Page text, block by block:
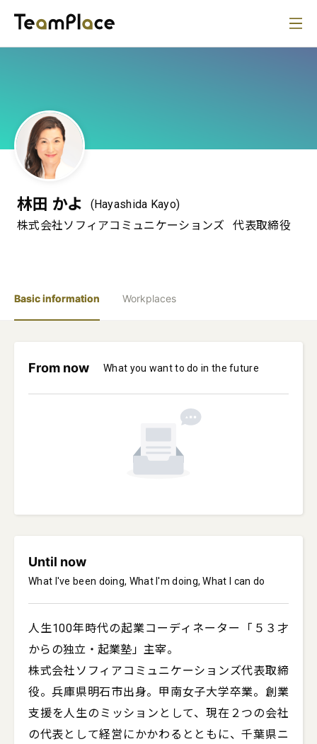
林田 かよ
(Hayashida Kayo)
株式会社ソフィアコミュニケーションズ
代表取締役
Basic information Workplaces
From now What you want to do in the future
Until now
What I've been doing, What I'm doing, What I can do
人生100年時代の起業コーディネーター「５３才
からの独立・起業塾」主宰。
株式会社ソフィアコミュニケーションズ代表取締
役。兵庫県明石市出身。甲南女子大学卒業。創業
支援を人生のミッションとして、現在２つの会社
の代表として経営にかかわるとともに、千葉県ニ